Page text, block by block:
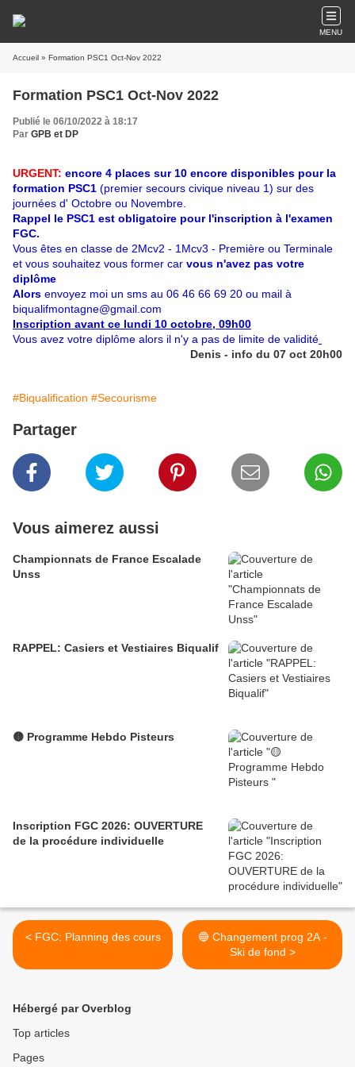
MENU
Accueil » Formation PSC1 Oct-Nov 2022
Formation PSC1 Oct-Nov 2022
Publié le 06/10/2022 à 18:17
Par GPB et DP
URGENT: encore 4 places sur 10 encore disponibles pour la
formation PSC1 (premier secours civique niveau 1) sur des
journées d' Octobre ou Novembre.
Rappel le PSC1 est obligatoire pour l'inscription à l'examen
FGC.
Vous êtes en classe de 2Mcv2 - 1Mcv3 - Première ou Terminale
et vous souhaitez vous former car vous n'avez pas votre
diplôme
Alors envoyez moi un sms au 06 46 66 69 20 ou mail à
biqualifmontagne@gmail.com
Inscription avant ce lundi 10 octobre, 09h00
Vous avez votre diplôme alors il n'y a pas de limite de validité
Denis - info du 07 oct 20h00
#Biqualification #Secourisme
Partager
Vous aimerez aussi
Championnats de France Escalade
Unss
RAPPEL: Casiers et Vestiaires Biqualif
🟡 Programme Hebdo Pisteurs
Inscription FGC 2026: OUVERTURE
de la procédure individuelle
< FGC: Planning des cours
🔵 Changement prog 2A -
Ski de fond >
Hébergé par Overblog
Top articles
Pages